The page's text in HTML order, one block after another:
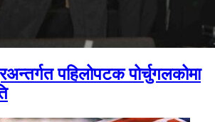
पहिलोपटक पोर्चुगलकोमा